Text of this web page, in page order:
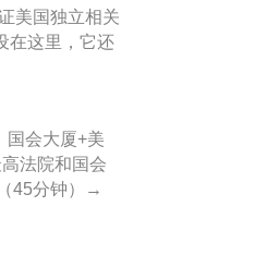
美国独立相关
在这里，它还
会大厦+美
法院和国会
45分钟）→